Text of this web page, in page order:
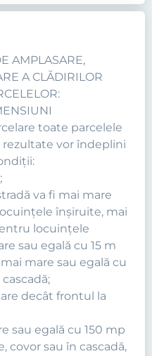
AMPLASARE,
A CLĂDIRILOR
toate parcelele
vor îndeplini
va fi mai mare
înşiruite, mai
locuinţele
sau egală cu 15 m
mare sau egală cu
decât frontul la
sau egală cu 150 mp
sau în cascadă,